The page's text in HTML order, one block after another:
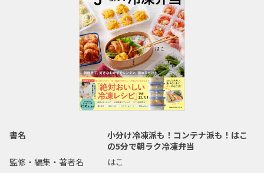
書名
小分け冷凍派も！コンテナ派も！はこ
の5分で朝ラク冷凍弁当
監修・編集・著者名
はこ